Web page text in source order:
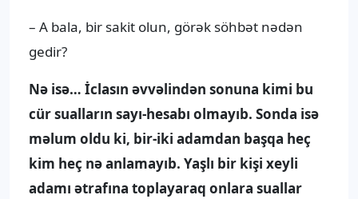
– A bala, bir sakit olun, görək söhbət nədən
gedir?
Nə isə… İclasın əvvəlindən sonuna kimi bu
cür sualların sayı-hesabı olmayıb. Sonda isə
məlum oldu ki, bir-iki adamdan başqa heç
kim heç nə anlamayıb. Yaşlı bir kişi xeyli
adamı ətrafına toplayaraq onlara suallar